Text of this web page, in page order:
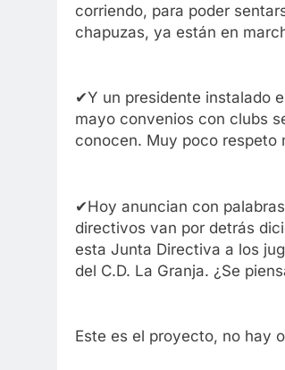
corriendo, para poder
chapuzas, ya están en
✔Y un presidente instalado
mayo convenios con clubs
conocen. Muy poco respeto
✔Hoy anuncian con
directivos van por detrás
esta Junta Directiva a los
del C.D. La Granja. ¿Se
Este es el proyecto, no hay